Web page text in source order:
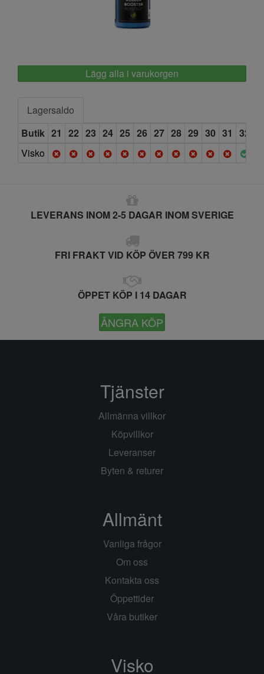
Lägg alla i varukorgen
Lagersaldo
Butik 21 22 23 24 25 26 27 28 29 30 31 32
Visko
LEVERANS INOM 2-5 DAGAR INOM SVERIGE
FRI FRAKT VID KÖP ÖVER 799 KR
ÖPPET KÖP I 14 DAGAR
ÅNGRA KÖP
Tjänster
Allmänna villkor
Köpvillkor
Leveranser
Byten & returer
Allmänt
Vanliga frågor
Om oss
Kontakta oss
Öppettider
Våra butiker
Visko